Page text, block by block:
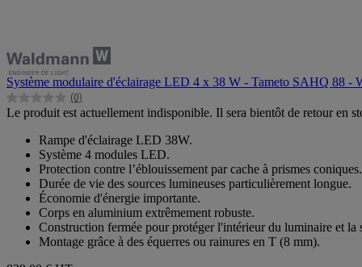
Système modulaire d'éclairage LED 4 x 38 W - Tameto SAHQ 88 -
(0)
0.0
sur
étoiles.
Le produit est actuellement indisponible. Il sera bientôt de retour en
Rampe d'éclairage LED 38W.
Système 4 modules LED.
Protection contre l’éblouissement par cache à prismes coniques.
Durée de vie des sources lumineuses particulièrement longue.
Économie d'énergie importante.
Corps en aluminium extrêmement robuste.
Construction fermée pour protéger l'intérieur du luminaire et la
Montage grâce à des équerres ou rainures en T (8 mm).